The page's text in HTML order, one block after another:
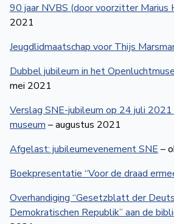
90 jaar NVBS (door voorzitter Marius
2021
Jeugd­lidmaat­schap voor Thijs
Dubbel jubileum in het
mei 2021
Verslag SNE-jubileum op 24 juli
museum – augustus 2021
Afgelast: jubileumevenement SNE –
Boekpresentatie “Voor de draad
Overhandiging “Gesetzblatt der
Demokratischen Republik” aan de